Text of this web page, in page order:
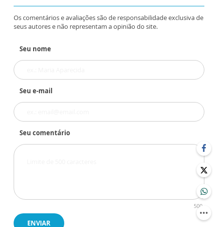
Os comentários e avaliações são de responsabilidade exclusiva de
seus autores e não representam a opinião do site.
Seu nome
Seu e-mail
Seu comentário
500
ENVIAR